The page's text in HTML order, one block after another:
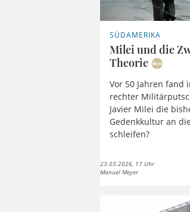
SÜDAMERIKA
Milei und die
Theorie
Vor 50 Jahren fand
rechter
Javier Milei die
Gedenkkultur an
schleifen?
23.03.2026, 17 Uhr
Manuel Meyer